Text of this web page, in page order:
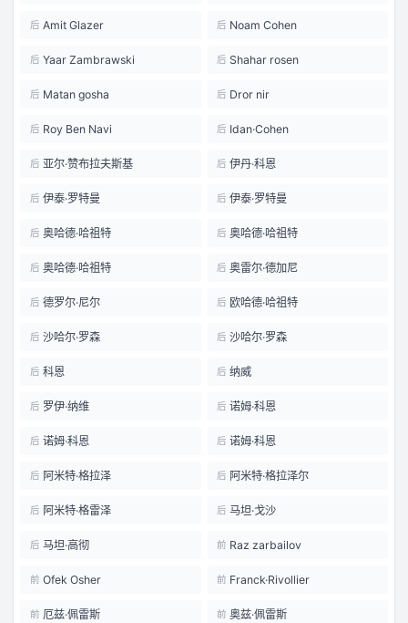
后 Amit Glazer 后 Noam Cohen
后 Yaar Zambrawski 后 Shahar rosen
后 Matan gosha 后 Dror nir
后 Roy Ben Navi 后 Idan·Cohen
后 亚尔·赞布拉夫斯基 后 伊丹·科恩
后 伊泰·罗特曼 后 伊泰·罗特曼
后 奥哈德·哈祖特 后 奥哈德·哈祖特
后 奥哈德·哈祖特 后 奥雷尔·德加尼
后 德罗尔·尼尔 后 欧哈德·哈祖特
后 沙哈尔·罗森 后 沙哈尔·罗森
后 科恩 后 纳威
后 罗伊·纳维 后 诺姆·科恩
后 诺姆·科恩 后 诺姆·科恩
后 阿米特·格拉泽 后 阿米特·格拉泽尔
后 阿米特·格雷泽 后 马坦·戈沙
后 马坦·高彻 前 Raz zarbailov
前 Ofek Osher 前 Franck·Rivollier
前 厄兹·佩雷斯 前 奥兹·佩雷斯